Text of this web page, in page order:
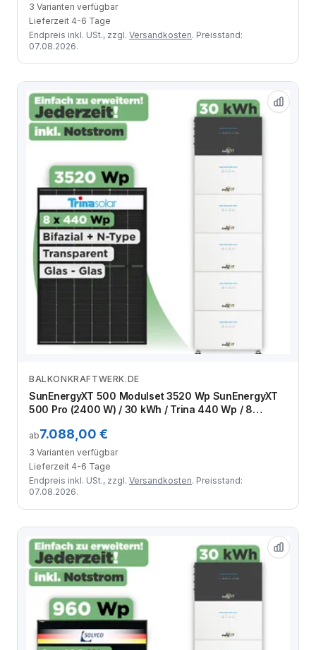
3 Varianten verfügbar
Lieferzeit 4-6 Tage
Endpreis inkl. USt., zzgl. Versandkosten. Preisstand:
07.08.2026.
Zum Angebot
BALKONKRAFTWERK.DE
SunEnergyXT 500 Modulset 3520 Wp SunEnergyXT
500 Pro (2400 W) / 30 kWh / Trina 440 Wp / 8
ab7.088,00 €
3 Varianten verfügbar
Lieferzeit 4-6 Tage
Endpreis inkl. USt., zzgl. Versandkosten. Preisstand:
07.08.2026.